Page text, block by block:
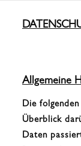
Allgemeine
Die
Überblick
Daten